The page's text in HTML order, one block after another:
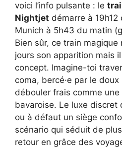
voici l’info pulsante : le
Nightjet démarre à 19h12
Munich à 5h43 du matin
Bien sûr, ce train
jours son apparition mais
concept. Imagine-toi
coma, bercé·e par le
débouler frais comme
bavaroise. Le luxe discret
ou à défaut un siège
scénario qui séduit de
retour en grâce des